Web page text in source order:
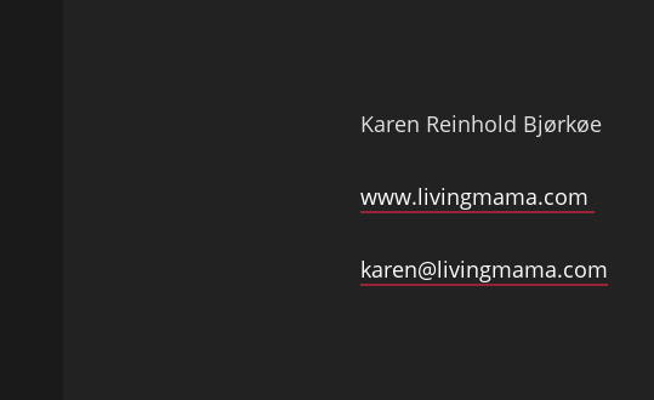
Karen Reinhold Bjørkøe
www.livingmama.com
karen@livingmama.com